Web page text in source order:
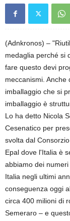
(Adnkronos) –
medaglia perché si
fare questo devi
meccanismi.
imballaggio che si
imballaggio è
Lo ha detto Nicola
Cesenatico per
svolta dal
Epal dove l'Italia è
abbiamo dei
Italia negli ultimi
conseguenza oggi
circa 400 milioni di
Semeraro – e